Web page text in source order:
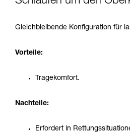
Gleichbleibende Konfiguration für
Vorteile:
Tragekomfort.
Nachteile:
Erfordert in